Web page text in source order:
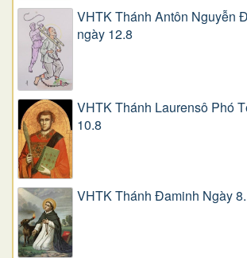
VHTK Thánh Antôn Nguyễn
ngày 12.8
VHTK Thánh Laurensô Phó
10.8
VHTK Thánh Đaminh Ngày